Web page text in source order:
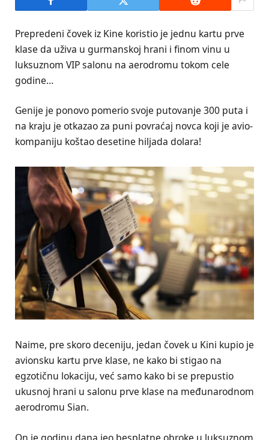
Prepredeni čovek iz Kine koristio je jednu kartu prve
klase da uživa u gurmanskoj hrani i finom vinu u
luksuznom VIP salonu na aerodromu tokom cele
godine…
Genije je ponovo pomerio svoje putovanje 300 puta i
na kraju je otkazao za puni povraćaj novca koji je avio-
kompaniju koštao desetine hiljada dolara!
Naime, pre skoro deceniju, jedan čovek u Kini kupio je
avionsku kartu prve klase, ne kako bi stigao na
egzotičnu lokaciju, već samo kako bi se prepustio
ukusnoj hrani u salonu prve klase na međunarodnom
aerodromu Sian.